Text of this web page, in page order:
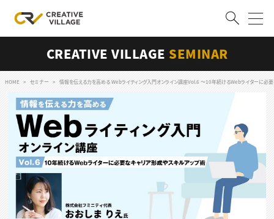
ログイン 会員登録
RECRUIT
クリエイター求人を探す
CREATIVE JOB求人検索
特集求人
採用説明会
転職支援サービス
CONTENTS
CREATIVE VILLAGE SEMINAR
HOME セミナー 情報を伝える力を高める Webライティング入門オンライン講座Vol.6 〜10年続けるWebライターに必要